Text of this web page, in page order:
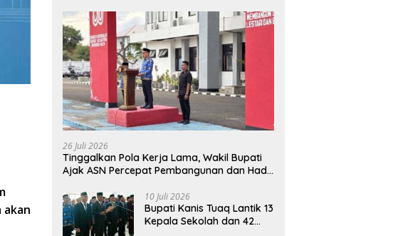
akan
26 Juli 2026
Tinggalkan Pola Kerja Lama, Wakil Bupati
Ajak ASN Percepat Pembangunan dan Hadir
10 Juli 2026
Bupati Kanis Tuaq Lantik 13
Kepala Sekolah dan 42